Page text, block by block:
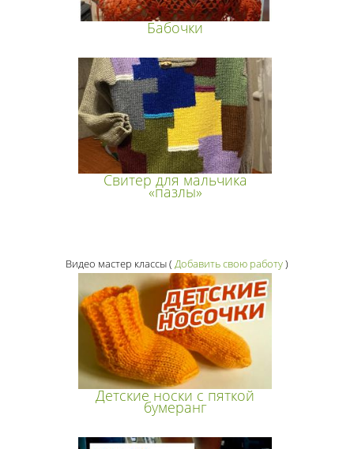
Бабочки
Свитер для мальчика
«пазлы»
Видео мастер классы( Добавить свою работу)
Детские носки с пяткой
бумеранг